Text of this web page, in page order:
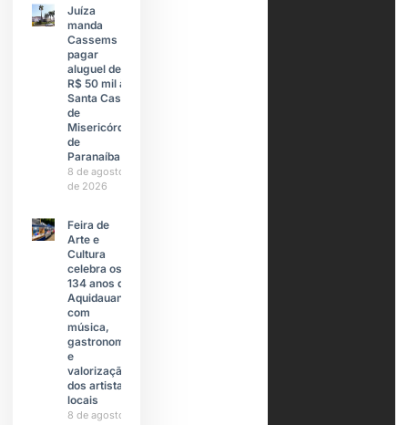
Juíza
manda
Cassems
pagar
aluguel de
R$ 50 mil à
Santa Casa
de
Misericórdia
de
Paranaíba
8 de agosto
de 2026
Feira de
Arte e
Cultura
celebra os
134 anos de
Aquidauana
com
música,
gastronomia
e
valorização
dos artistas
locais
8 de agosto